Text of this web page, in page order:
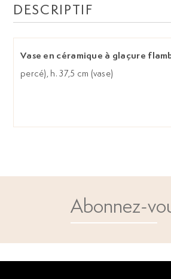
DESCRIPTIF
Vase en céramique à glaçure
percé), h. 37,5 cm (vase)
Abonnez-